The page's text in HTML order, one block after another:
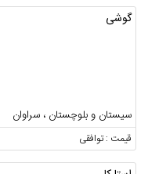
گوشی
سیستان و بلوچستان ، سراوان
قیمت : توافقی